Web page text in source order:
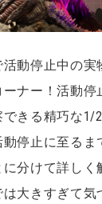
動停止中の実
ナー！活動停
きる精巧な1/
停止に至るま
分けて詳しく
大きすぎて気